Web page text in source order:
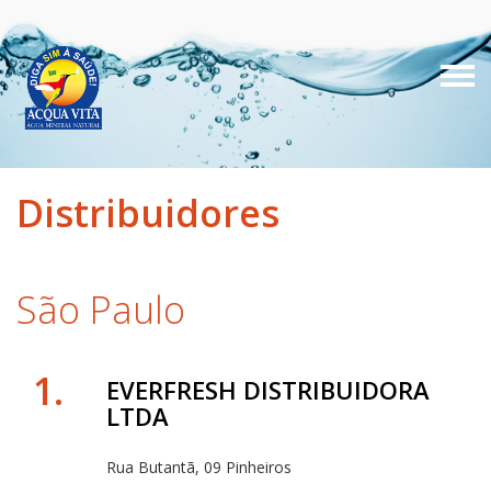
Distribuidores
São Paulo
1.
EVERFRESH DISTRIBUIDORA
LTDA
Rua Butantã, 09 Pinheiros